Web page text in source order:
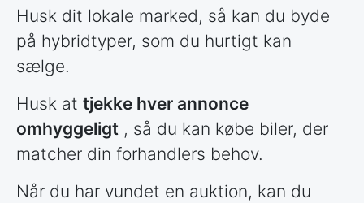
Husk dit lokale marked, så kan du byde
på hybridtyper, som du hurtigt kan
sælge.
Husk at tjekke hver annonce
omhyggeligt , så du kan købe biler, der
matcher din forhandlers behov.
Når du har vundet en auktion, kan du